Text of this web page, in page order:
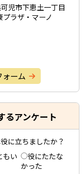
児市下恵土一丁目
ラザ・マーノ
ォーム
るアンケート
に立ちましたか？
もい
役にたたな
かった